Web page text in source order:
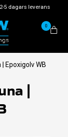
5 dagars leverans
0
Epoxigolv WB
|